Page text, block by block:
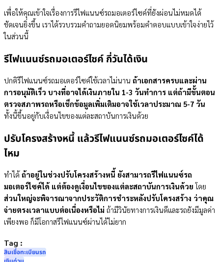
เพื่อให้คุณเข้าใจเรื่องการรีไฟแนนซ์รถมอเตอร์ไซค์ที่ยังผ่อนไม่หมดได้
ชัดเจนยิ่งขึ้น เราได้รวบรวมคำถามยอดนิยมพร้อมคำตอบแบบเข้าใจง่ายไว้
ในส่วนนี้
รีไฟแนนซ์รถมอเตอร์ไซค์ กี่วันได้เงิน
ปกติรีไฟแนนซ์รถมอเตอร์ไซค์ใช้เวลาไม่นาน ถ้าเอกสารครบและผ่าน
การอนุมัติเร็ว บางที่อาจได้เงินภายใน 1-3 วันทำการ แต่ถ้ามีขั้นตอน
ตรวจสภาพรถหรือเช็กข้อมูลเพิ่มเติมอาจใช้เวลาประมาณ 5-7 วัน
ทั้งนี้ขึ้นอยู่กับเงื่อนไขของแต่ละสถาบันการเงินด้วย
ปรับโครงสร้างหนี้ แล้วรีไฟแนนซ์รถมอเตอร์ไซค์ได้
ไหม
ทำได้ ถ้าอยู่ในช่วงปรับโครงสร้างหนี้ ยังสามารถรีไฟแนนซ์รถ
มอเตอร์ไซค์ได้ แต่ต้องดูเงื่อนไขของแต่ละสถาบันการเงินด้วยโดย
ส่วนใหญ่จะพิจารณาจากประวัติการชำระหลังปรับโครงสร้าง ว่าคุณ
จ่ายตรงเวลาแบบต่อเนื่องหรือไม่ ถ้ามีวินัยทางการเงินดีและรถยังมีมูลค่า
เพียงพอ ก็มีโอกาสรีไฟแนนซ์ผ่านได้ไม่ยาก
Tag :
สินเชื่อทะเบียนรถ